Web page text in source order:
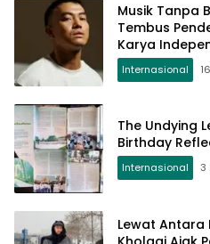
Musik Tanpa
Tembus
Karya
Internasional
The Undying
Birthday
Internasional 3
Lewat Antara